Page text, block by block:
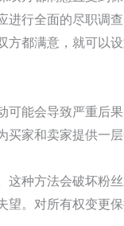
行全面的尽职调
都满意，就可以
能会导致严重后
家和卖家提供一层
种方法会破坏粉
。对所有权变更